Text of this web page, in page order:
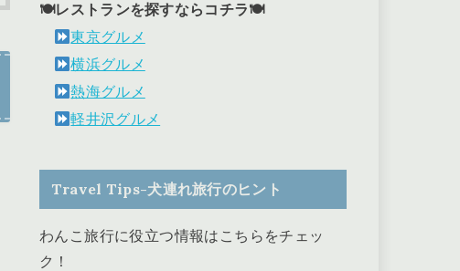
🍽レストランを探すならコチラ🍽
東京グルメ
横浜グルメ
熱海グルメ
軽井沢グルメ
Travel Tips-犬連れ旅行のヒント
わんこ旅行に役立つ情報はこちらをチェッ
ク！